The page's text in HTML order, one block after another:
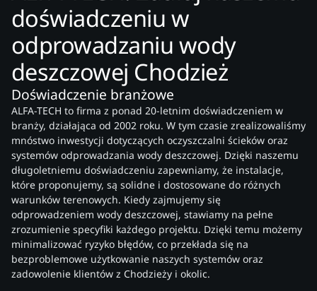
doświadczeniu w
odprowadzaniu wody
deszczowej Chodzież
Doświadczenie branżowe
ALFA-TECH to firma z ponad 20-letnim doświadczeniem w
branży, działająca od 2002 roku. W tym czasie zrealizowaliśmy
mnóstwo inwestycji dotyczących oczyszczalni ścieków oraz
systemów odprowadzania wody deszczowej. Dzięki naszemu
długoletniemu doświadczeniu zapewniamy, że instalacje,
które proponujemy, są solidne i dostosowane do różnych
warunków terenowych. Kiedy zajmujemy się
odprowadzeniem wody deszczowej, stawiamy na pełne
zrozumienie specyfiki każdego projektu. Dzięki temu możemy
minimalizować ryzyko błędów, co przekłada się na
bezproblemowe użytkowanie naszych systemów oraz
zadowolenie klientów z Chodzieży i okolic.